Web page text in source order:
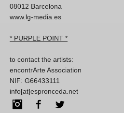
08012 Barcelona
www.lg-media.es
* PURPLE POINT *
to contact the artists:
encontrArte Association
NIF: G66433111
info[at]espronceda.net
InstagramFacebook